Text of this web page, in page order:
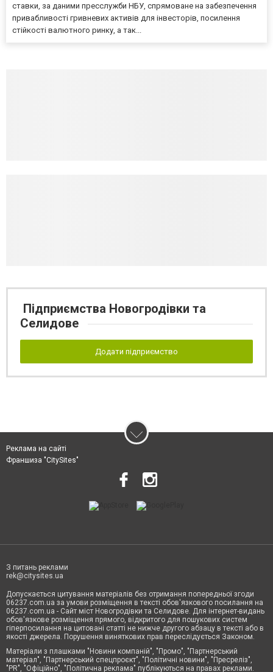
ставки, за даними пресслужби НБУ, спрямоване на забезпечення
привабливості гривневих активів для інвесторів, посилення
стійкості валютного ринку, а так...
Підприємства Новогродівки та
Селидове
Додати підприємство
Реклама на сайті
Франшиза "CitySites"
З питань реклами
rek@citysites.ua
Допускається цитування матеріалів без отримання попередньої згоди
06237.com.ua за умови розміщення в тексті обов'язкового посилання на
06237.com.ua - Сайт міст Новогродівки та Селидове. Для інтернет-видань
обов'язкове розміщення прямого, відкритого для пошукових систем
гіперпосилання на цитовані статті не нижче другого абзацу в тексті або в
якості джерела. Порушення виняткових прав переслідується Законом.
Матеріали з плашками "Новини компаній", "Промо", "Партнерський
матеріал", "Партнерський спецпроєкт", "Політичні новини", "Пресреліз",
"PR", "Офіційно", "Політична реклама" публікуються на правах реклами.